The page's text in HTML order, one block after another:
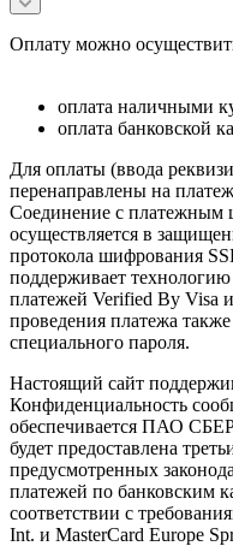
Оплату можно
оплата наличными
оплата банковской
Для оплаты (ввода
перенаправлены на
Соединение с платежным
осуществляется в
протокола шифрования
поддерживает
платежей Verified By Visa
проведения платежа
специального пароля.
Настоящий сайт
Конфиденциальность
обеспечивается ПАО
будет предоставлена
предусмотренных
платежей по банковским
соответствии с
Int. и MasterCard Europe